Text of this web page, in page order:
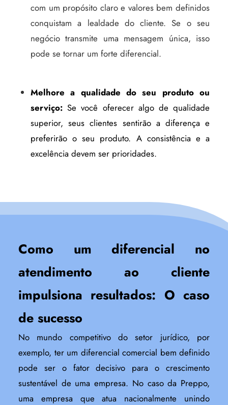
com um propósito claro e valores bem definidos
conquistam a lealdade do cliente. Se o seu
negócio transmite uma mensagem única, isso
pode se tornar um forte diferencial.
Melhore a qualidade do seu produto ou
serviço: Se você oferecer algo de qualidade
superior, seus clientes sentirão a diferença e
preferirão o seu produto. A consistência e a
excelência devem ser prioridades.
Como um diferencial no
atendimento ao cliente
impulsiona resultados: O caso
de sucesso
No mundo competitivo do setor jurídico, por
exemplo, ter um diferencial comercial bem definido
pode ser o fator decisivo para o crescimento
sustentável de uma empresa. No caso da Preppo,
uma empresa que atua nacionalmente unindo